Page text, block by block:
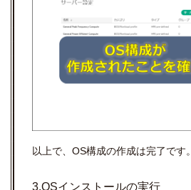
以上で、 OS構成の作成は完了です。
3.OSインストールの実行